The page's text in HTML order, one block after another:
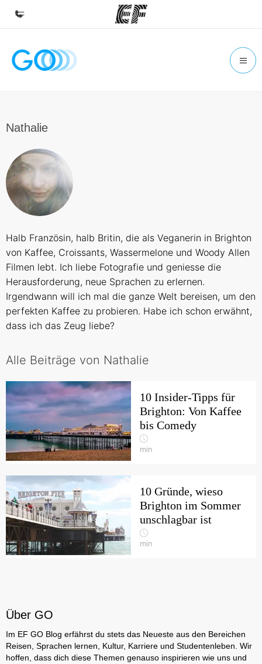
Home
Büros in der Nähe
Über uns
Wer wir sind
Teil des Teams werden
Nathalie
Halb Französin, halb Britin, die als Veganerin in Brighton
von Kaffee, Croissants, Wassermelone und Woody Allen
Filmen lebt. Ich liebe Fotografie und geniesse die
Herausforderung, neue Sprachen zu erlernen.
Irgendwann will ich mal die ganze Welt bereisen, um den
perfekten Kaffee zu probieren. Habe ich schon erwähnt,
dass ich das Zeug liebe?
Alle Beiträge von Nathalie
10 Insider-Tipps für
Brighton: Von Kaffee
bis Comedy
min
10 Gründe, wieso
Brighton im Sommer
unschlagbar ist
min
Über GO
Im EF GO Blog erfährst du stets das Neueste aus den Bereichen
Reisen, Sprachen lernen, Kultur, Karriere und Studentenleben. Wir
hoffen, dass dich diese Themen genauso inspirieren wie uns und